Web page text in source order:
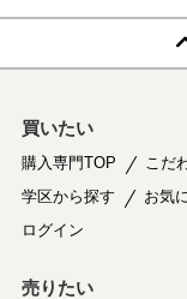
買いたい
購入専門TOP こだ
学区から探す
お気
ログイン
売りたい